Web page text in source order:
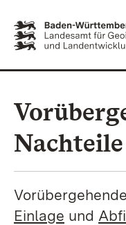
Nachteile
Einlage und